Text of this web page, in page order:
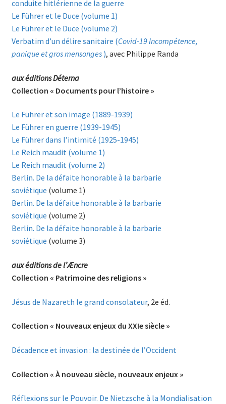
conduite hitlérienne de la guerre
Le Führer et le Duce (volume 1)
Le Führer et le Duce (volume 2)
Verbatim d’un délire sanitaire (Covid-19 Incompétence,
panique et gros mensonges), avec Philippe Randa
aux éditions Déterna
Collection « Documents pour l’histoire »
Le Führer et son image (1889-1939)
Le Führer en guerre (1939-1945)
Le Führer dans l’intimité (1925-1945)
Le Reich maudit (volume 1)
Le Reich maudit (volume 2)
Berlin. De la défaite honorable à la barbarie
soviétique (volume 1)
Berlin. De la défaite honorable à la barbarie
soviétique (volume 2)
Berlin. De la défaite honorable à la barbarie
soviétique (volume 3)
aux éditions de l’Æncre
Collection « Patrimoine des religions »
Jésus de Nazareth le grand consolateur, 2e éd.
Collection « Nouveaux enjeux du XXIe siècle »
Décadence et invasion : la destinée de l’Occident
Collection « À nouveau siècle, nouveaux enjeux »
Réflexions sur le Pouvoir. De Nietzsche à la Mondialisation